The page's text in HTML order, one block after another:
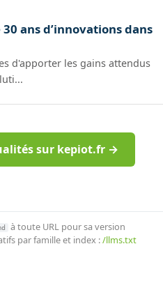
ans d’innovations dans
d'apporter les gains attendus
sur kepiot.fr →
à toute URL pour sa version
par famille et index :/llms.txt